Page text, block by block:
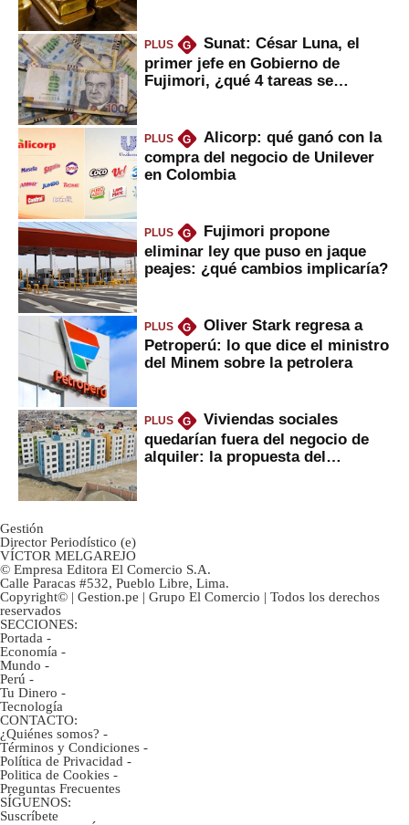
PLUS G
Sunat: César Luna, el
primer jefe en Gobierno de
Fujimori, ¿qué 4 tareas se
PLUS G
Alicorp: qué ganó con la
compra del negocio de Unilever
en Colombia
PLUS G
Fujimori propone
eliminar ley que puso en jaque
peajes: ¿qué cambios implicaría?
PLUS G
Oliver Stark regresa a
Petroperú: lo que dice el ministro
del Minem sobre la petrolera
PLUS G
Viviendas sociales
quedarían fuera del negocio de
alquiler: la propuesta del
Gestión
Director Periodístico (e)
VÍCTOR MELGAREJO
© Empresa Editora El Comercio S.A.
Calle Paracas #532, Pueblo Libre, Lima.
Copyright© | Gestion.pe | Grupo El Comercio | Todos los derechos
reservados
SECCIONES:
Portada -
Economía -
Mundo -
Perú -
Tu Dinero -
Tecnología
CONTACTO:
¿Quiénes somos? -
Términos y Condiciones -
Política de Privacidad -
Politica de Cookies -
Preguntas Frecuentes
SÍGUENOS:
Suscríbete